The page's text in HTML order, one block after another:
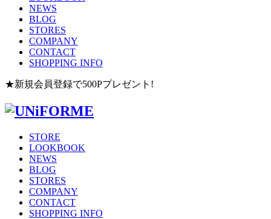
NEWS
BLOG
STORES
COMPANY
CONTACT
SHOPPING INFO
★新規会員登録で500Pプレゼント!
STORE
LOOKBOOK
NEWS
BLOG
STORES
COMPANY
CONTACT
SHOPPING INFO